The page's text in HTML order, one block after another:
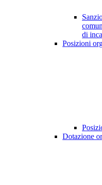
di
Posizioni
Dotazione